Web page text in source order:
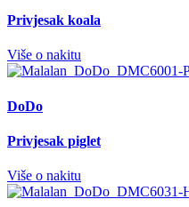
Privjesak koala
Više o nakitu
DoDo
Privjesak piglet
Više o nakitu